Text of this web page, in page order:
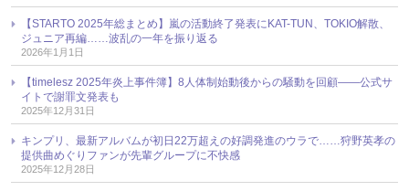
【STARTO 2025年総まとめ】嵐の活動終了発表にKAT-TUN、TOKIO解散、
ジュニア再編……波乱の一年を振り返る
2026年1月1日
【timelesz 2025年炎上事件簿】8人体制始動後からの騒動を回顧――公式サ
イトで謝罪文発表も
2025年12月31日
キンプリ、最新アルバムが初日22万超えの好調発進のウラで……狩野英孝の
提供曲めぐりファンが先輩グループに不快感
2025年12月28日